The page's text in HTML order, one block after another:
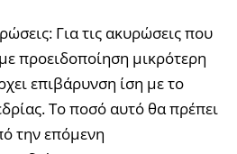
Για τις ακυρώσεις που
προειδοποίηση μικρότερη
επιβάρυνση ίση με το
Το ποσό αυτό θα πρέπει
την επόμενη